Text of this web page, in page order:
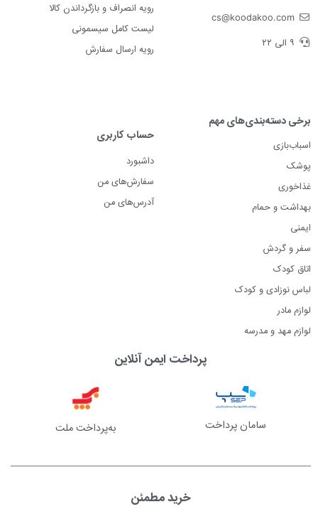
cs@koodakoo.com
۹ الی ۲۲
رویه انصراف و بازگرداندن کالا
لیست کامل سیسمونی
رویه ارسال سفارش
برخی دسته‌بندی‌های مهم
اسباب‌بازی
پوشک
غذاخوری
بهداشت و حمام
ایمنی
سفر و گردش
اتاق کودک
لباس نوزادی و کودک
لوازم مادر
لوازم مهد و مدرسه
حساب کاربری
داشبورد
سفارش‌های من
آدرس‌های من
پرداخت ایمن آنلاین
سامان پرداخت به‌پرداخت ملت
خرید مطمئن